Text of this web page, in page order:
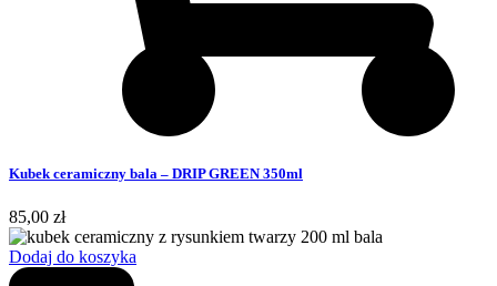
Kubek ceramiczny bala – DRIP GREEN 350ml
85,00 zł
Dodaj do koszyka